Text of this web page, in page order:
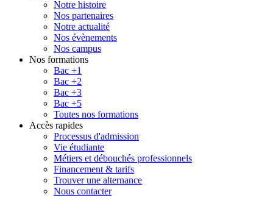
Notre histoire
Nos partenaires
Notre actualité
Nos évènements
Nos campus
Nos formations
Bac +1
Bac +2
Bac +3
Bac +5
Toutes nos formations
Accès rapides
Processus d'admission
Vie étudiante
Métiers et débouchés professionnels
Financement & tarifs
Trouver une alternance
Nous contacter